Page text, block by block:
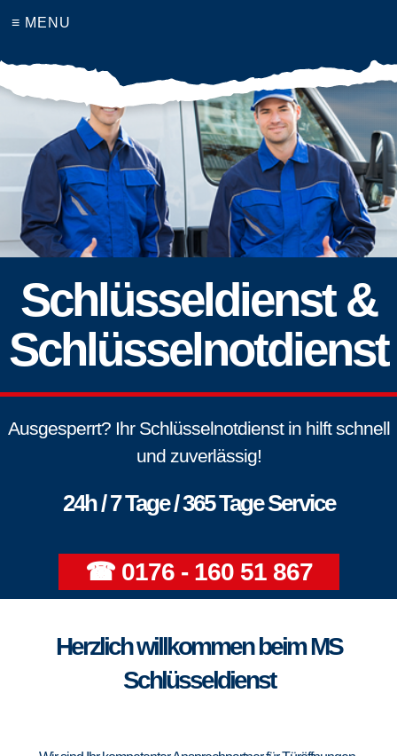
≡ MENU
Schlüsseldienst &
Schlüsselnotdienst
Ausgesperrt? Ihr Schlüsselnotdienst in hilft schnell
und zuverlässig!
24h / 7 Tage / 365 Tage Service
☎ 0176 - 160 51 867
Herzlich willkommen beim MS
Schlüsseldienst